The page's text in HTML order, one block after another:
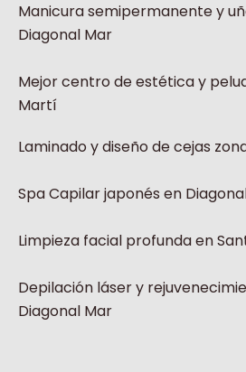
Manicura semipermanente y
Diagonal Mar
Mejor centro de estética y
Martí
Laminado y diseño de cejas
Spa Capilar japonés en
Limpieza facial profunda en
Depilación láser y
Diagonal Mar